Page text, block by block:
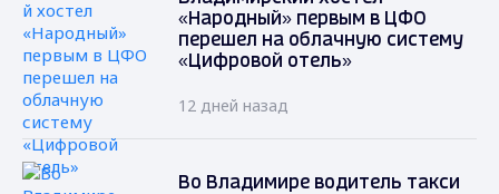
«Народный» первым в ЦФО
перешел на облачную систему
«Цифровой отель»
12 дней назад
Во Владимире водитель такси